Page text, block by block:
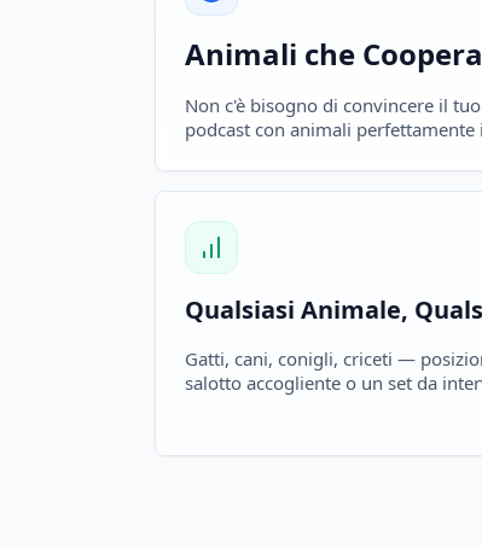
Animali che
Non c'è bisogno di convincere il
podcast con animali
Qualsiasi Animale,
Gatti, cani, conigli, criceti —
salotto accogliente o un set da